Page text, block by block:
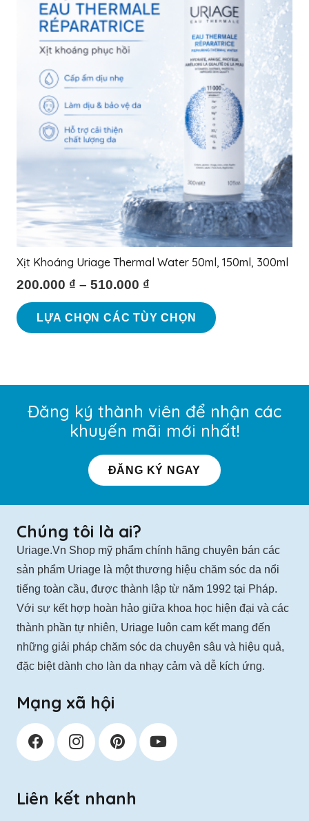
Xịt Khoáng Uriage Thermal Water 50ml, 150ml, 300ml
200.000 ₫ – 510.000 ₫
LỰA CHỌN CÁC TÙY CHỌN
thể.
Các
chọn
trên
trang
sản
phẩm
Đăng ký thành viên để nhận các
khuyến mãi mới nhất!
ĐĂNG KÝ NGAY
Chúng tôi là ai?
Uriage.Vn Shop mỹ phẩm chính hãng chuyên bán các
sản phẩm Uriage là một thương hiệu chăm sóc da nổi
tiếng toàn cầu, được thành lập từ năm 1992 tại Pháp.
Với sự kết hợp hoàn hảo giữa khoa học hiện đại và các
thành phần tự nhiên, Uriage luôn cam kết mang đến
những giải pháp chăm sóc da chuyên sâu và hiệu quả,
đặc biệt dành cho làn da nhạy cảm và dễ kích ứng.
Mạng xã hội
Liên kết nhanh